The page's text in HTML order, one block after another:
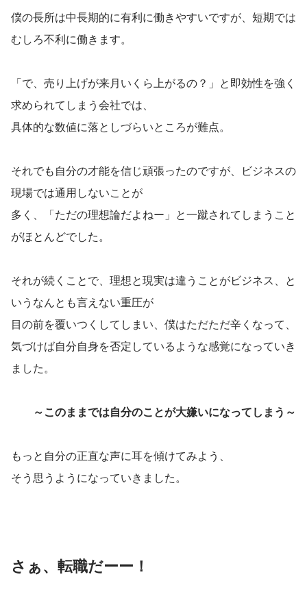
僕の長所は中長期的に有利に働きやすいですが、短期では
むしろ不利に働きます。
「で、売り上げが来月いくら上がるの？」と即効性を強く
求められてしまう会社では、
具体的な数値に落としづらいところが難点。
それでも自分の才能を信じ頑張ったのですが、ビジネスの
現場では通用しないことが
多く、「ただの理想論だよねー」と一蹴されてしまうこと
がほとんどでした。
それが続くことで、理想と現実は違うことがビジネス、と
いうなんとも言えない重圧が
目の前を覆いつくしてしまい、僕はただただ辛くなって、
気づけば自分自身を否定しているような感覚になっていき
ました。
～このままでは自分のことが大嫌いになってしまう～
もっと自分の正直な声に耳を傾けてみよう、
そう思うようになっていきました。
さぁ、転職だーー！